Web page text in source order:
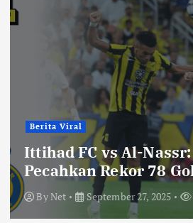
Berita Viral
Ittihad FC vs Al-
Pecahkan Rekor 78
ByNet September 27, 2025